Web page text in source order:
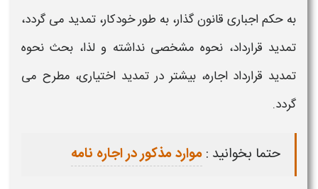
به حکم اجباری قانون گذار، به طورخودکار، تمدید می گردد،
تمدید قرارداد، نحوه مشخصی نداشته و لذا، بحث نحوه
تمدید قرارداد اجاره، بیشتر درتمدید اختیاری، مطرح می
گردد.
حتما بخوانید :موارد مذکور در اجاره نامه